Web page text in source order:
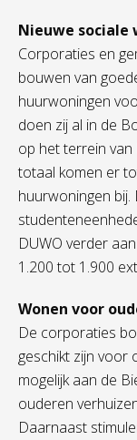
Nieuwe sociale
Corporaties en
bouwen van
huurwoningen
doen zij al in de
op het terrein van
totaal komen er
huurwoningen
DUWO verder
1.200 tot 1.900
Wonen voor
De corporaties
geschikt zijn voor
mogelijk aan de
ouderen
Daarnaast